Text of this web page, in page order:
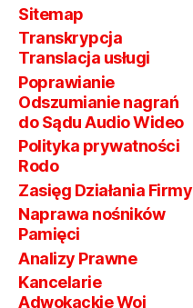
Sitemap
Transkrypcja
Translacja usługi
Poprawianie
Odszumianie nagrań
do Sądu Audio Wideo
Polityka prywatności
Rodo
Zasięg Działania Firmy
Naprawa nośników
Pamięci
Analizy Prawne
Kancelarie
Adwokackie Woj